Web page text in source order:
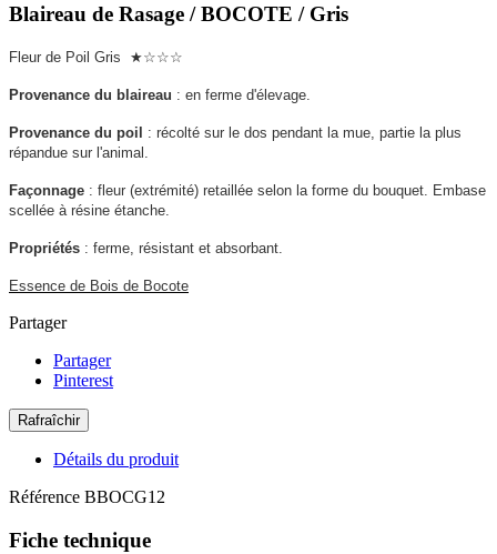
Blaireau de Rasage / BOCOTE / Gris
Fleur de Poil Gris ★☆☆☆
Provenance du blaireau : en ferme d'élevage.
Provenance du poil
: récolté sur le dos pendant la mue, partie la plus
répandue sur l'animal.
Façonnage : fleur (extrémité) retaillée selon la forme du bouquet. Embase
scellée à résine étanche.
Propriétés : ferme, résistant et absorbant.
Essence de Bois de Bocote
Partager
Partager
Pinterest
Détails du produit
Référence BBOCG12
Fiche technique